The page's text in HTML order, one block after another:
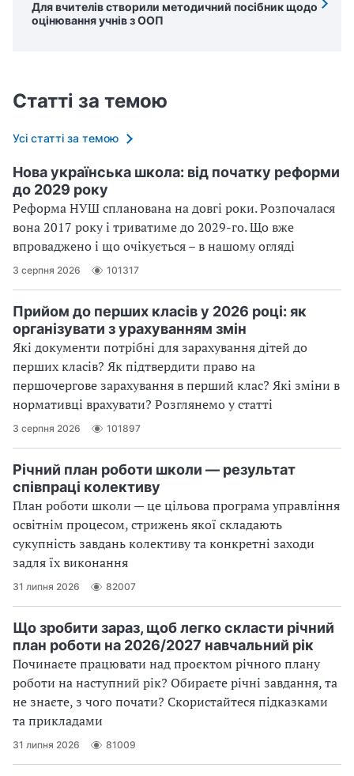
Для вчителів створили методичний посібник щодо
оцінювання учнів з ООП
Статті за темою
Усі статті за темою
Нова українська школа: від початку реформи
до 2029 року
Реформа НУШ спланована на довгі роки. Розпочалася
вона 2017 року і триватиме до 2029-го. Що вже
впроваджено і що очікується – в нашому огляді
3 серпня 2026 101317
Прийом до перших класів у 2026 році: як
організувати з урахуванням змін
Які документи потрібні для зарахування дітей до
перших класів? Як підтвердити право на
першочергове зарахування в перший клас? Які зміни в
нормативці врахувати? Розглянемо у статті
3 серпня 2026 101897
Річний план роботи школи — результат
співпраці колективу
План роботи школи — це цільова програма управління
освітнім процесом, стрижень якої складають
сукупність завдань колективу та конкретні заходи
задля їх виконання
31 липня 2026 82007
Що зробити зараз, щоб легко скласти річний
план роботи на 2026/2027 навчальний рік
Починаєте працювати над проєктом річного плану
роботи на наступний рік? Обираєте річні завдання, та
не знаєте, з чого почати? Скористайтеся підказками
та прикладами
31 липня 2026 81009